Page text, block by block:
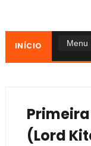
INÍCIO
(Lord